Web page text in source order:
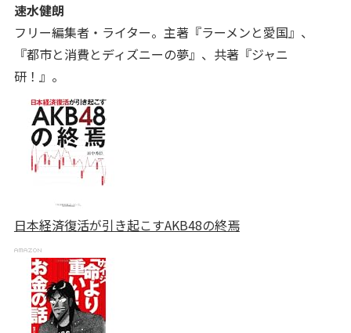
速水健朗
フリー編集者・ライター。主著『ラーメンと愛国』、
『都市と消費とディズニーの夢』、共著『ジャニ
研！』。
日本経済復活が引き起こすAKB48の終焉